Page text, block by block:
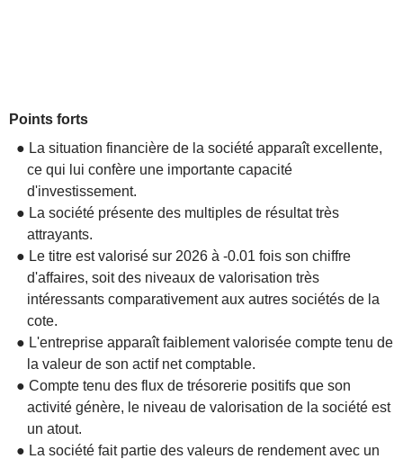
Points forts
● La situation financière de la société apparaît excellente,
ce qui lui confère une importante capacité
d'investissement.
● La société présente des multiples de résultat très
attrayants.
● Le titre est valorisé sur 2026 à -0.01 fois son chiffre
d'affaires, soit des niveaux de valorisation très
intéressants comparativement aux autres sociétés de la
cote.
● L'entreprise apparaît faiblement valorisée compte tenu de
la valeur de son actif net comptable.
● Compte tenu des flux de trésorerie positifs que son
activité génère, le niveau de valorisation de la société est
un atout.
● La société fait partie des valeurs de rendement avec un